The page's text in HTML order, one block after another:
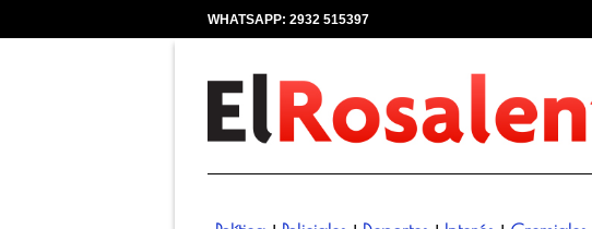
WHATSAPP: 2932 515397